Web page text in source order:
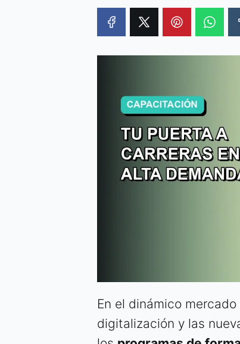
En el dinámico
digitalización y las